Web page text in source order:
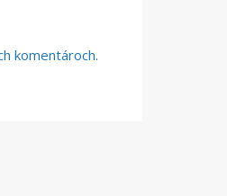
komentároch.